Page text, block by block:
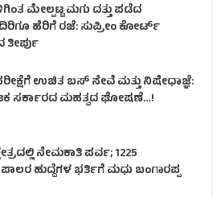
ಮೇಲ್ಪಟ್ಟ ಮಗು ದತ್ತು ಪಡೆದ
ಹೆರಿಗೆ ರಜೆ: ಸುಪ್ರೀಂ ಕೋರ್ಟ್
ತೀರ್ಪು
ಉಚಿತ ಬಸ್ ಸೇವೆ ಮತ್ತು ನಿಷೇಧಾಜ್ಞೆ:
ಸರ್ಕಾರದ ಮಹತ್ವದ ಘೋಷಣೆ…!
ನೇಮಕಾತಿ ಪರ್ವ; 1225
ಹುದ್ದೆಗಳ ಭರ್ತಿಗೆ ಮಧು ಬಂಗಾರಪ್ಪ